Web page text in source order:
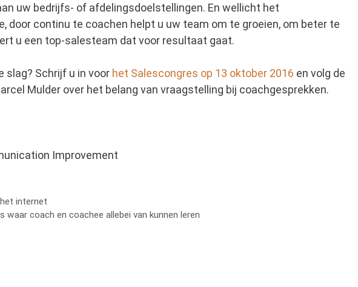
uw bedrijfs- of afdelingsdoelstellingen. En wellicht het
door continu te coachen helpt u uw team om te groeien, om beter te
u een top-salesteam dat voor resultaat gaat.
slag? Schrijf u in voor het Salescongres op 13 oktober 2016 en volg de
Mulder over het belang van vraagstelling bij coachgesprekken.
Improvement
internet
waar coach en coachee allebei van kunnen leren